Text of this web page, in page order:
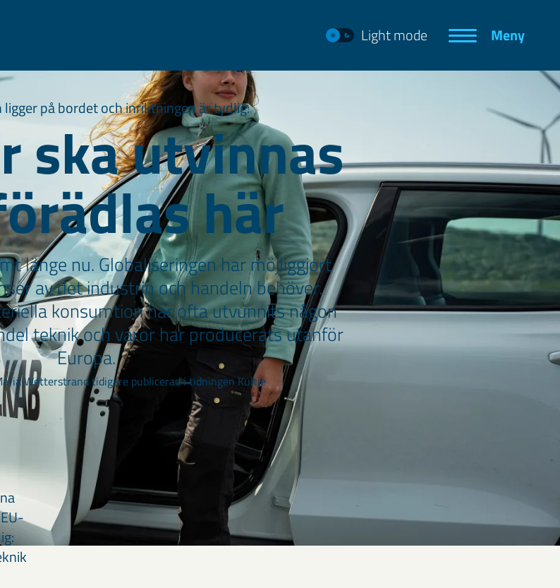
Light mode Meny
på bordet och inriktningen är tydlig:
ska utvinnas
här
länge nu. Globaliseringen har möjliggjort
av det industrin och handeln behöver.
konsumtion har ofta utvunnits någon
teknik och varor har producerats utanför
Europa.
Wetterstrand tidigare publicerad i tidningen Kultje